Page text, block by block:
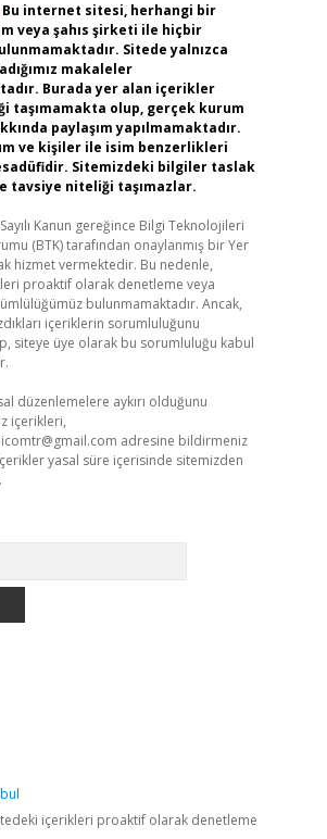
Bu internet sitesi, herhangi bir
veya şahıs şirketi ile hiçbir
Sitede yalnızca
makaleler
Burada yer alan içerikler
taşımamakta olup, gerçek kurum
paylaşım yapılmamaktadır.
ve kişiler ile isim benzerlikleri
Sitemizdeki bilgiler taslak
tavsiye niteliği taşımazlar.
Kanun gereğince Bilgi Teknolojileri
(BTK) tarafından onaylanmış bir Yer
hizmet vermektedir. Bu nedenle,
proaktif olarak denetleme veya
bulunmamaktadır. Ancak,
içeriklerin sorumluluğunu
siteye üye olarak bu sorumluluğu kabul
düzenlemelere aykırı olduğunu
içerikleri,
adresine bildirmeniz
yasal süre içerisinde sitemizden
içerikleri proaktif olarak denetleme